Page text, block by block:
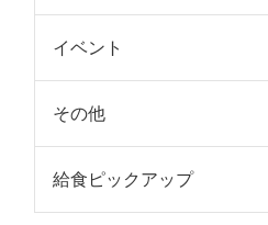
イベント
その他
給食ピックアップ